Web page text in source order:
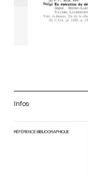
Infos
RÉFÉRENCE BIBLIOGRAPHIQUE